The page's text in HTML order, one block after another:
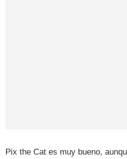
Pix the Cat es muy bueno,